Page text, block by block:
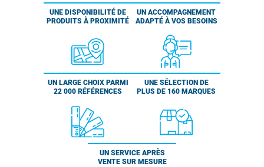
UNE DISPONIBILITÉ DE
PRODUITS À PROXIMITÉ
UN ACCOMPAGNEMENT
ADAPTÉ À VOS BESOINS
UN LARGE CHOIX PARMI
22 000 RÉFÉRENCES
UNE SÉLECTION DE
PLUS DE 160 MARQUES
UN SERVICE APRÈS
VENTE SUR MESURE